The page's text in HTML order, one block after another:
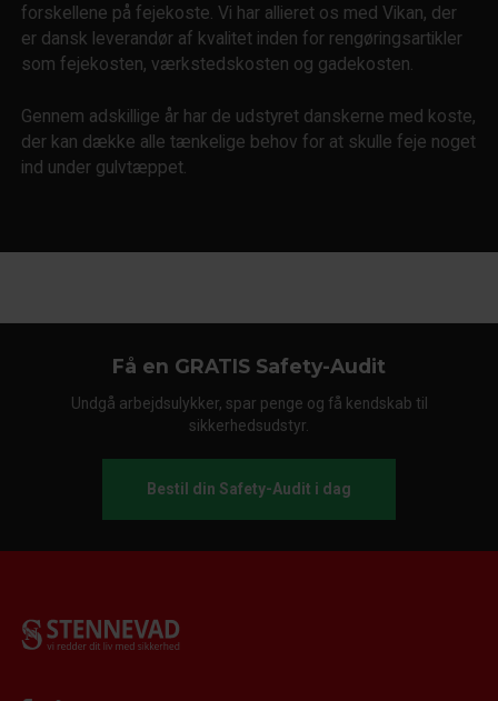
forskellene på fejekoste. Vi har allieret os med Vikan, der
er dansk leverandør af kvalitet inden for rengøringsartikler
som fejekosten, værkstedskosten og gadekosten.
Gennem adskillige år har de udstyret danskerne med koste,
der kan dække alle tænkelige behov for at skulle feje noget
ind under gulvtæppet.
Få en GRATIS Safety-Audit
Undgå arbejdsulykker, spar penge og få kendskab til
sikkerhedsudstyr.
Bestil din Safety-Audit i dag